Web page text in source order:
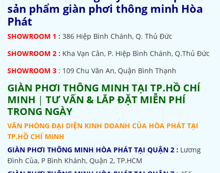
sản phẩm giàn phơi thông minh Hòa
Phát
SHOWROOM 1 : 386 Hiệp Bình Chánh, Q. Thủ Đức
SHOWROOM 2 : Kha Vạn Cân, P. Hiệp Bình Chánh, Q.Thủ Đức
SHOWROOM 3 : 109 Chu Văn An, Quận Bình Thạnh
GIÀN PHƠI THÔNG MINH TẠI TP.HỒ CHÍ
MINH | TƯ VẤN & LẮP ĐẶT MIỄN PHÍ
TRONG NGÀY
VĂN PHÒNG ĐẠI DIỆN KINH DOANH CỦA HÒA PHÁT TẠI
TP.HỒ CHÍ MINH
GIÀN PHƠI THÔNG MINH HÒA PHÁT TẠI QUẬN 2 : Lương
Đình Của, P Bình Khánh, Quận 2, TP.HCM